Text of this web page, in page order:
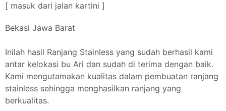
[ masuk dari jalan kartini ]
Bekasi Jawa Barat
Inilah hasil Ranjang Stainless yang sudah berhasil kami
antar kelokasi bu Ari dan sudah di terima dengan baik.
Kami mengutamakan kualitas dalam pembuatan ranjang
stainless sehingga menghasilkan ranjang yang
berkualitas.